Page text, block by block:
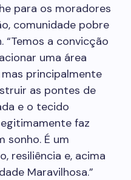
para os moradores
comunidade pobre
“Temos a convicção
uma área
principalmente
as pontes de
e o tecido
faz
sonho. É um
resiliência e, acima
Maravilhosa.”